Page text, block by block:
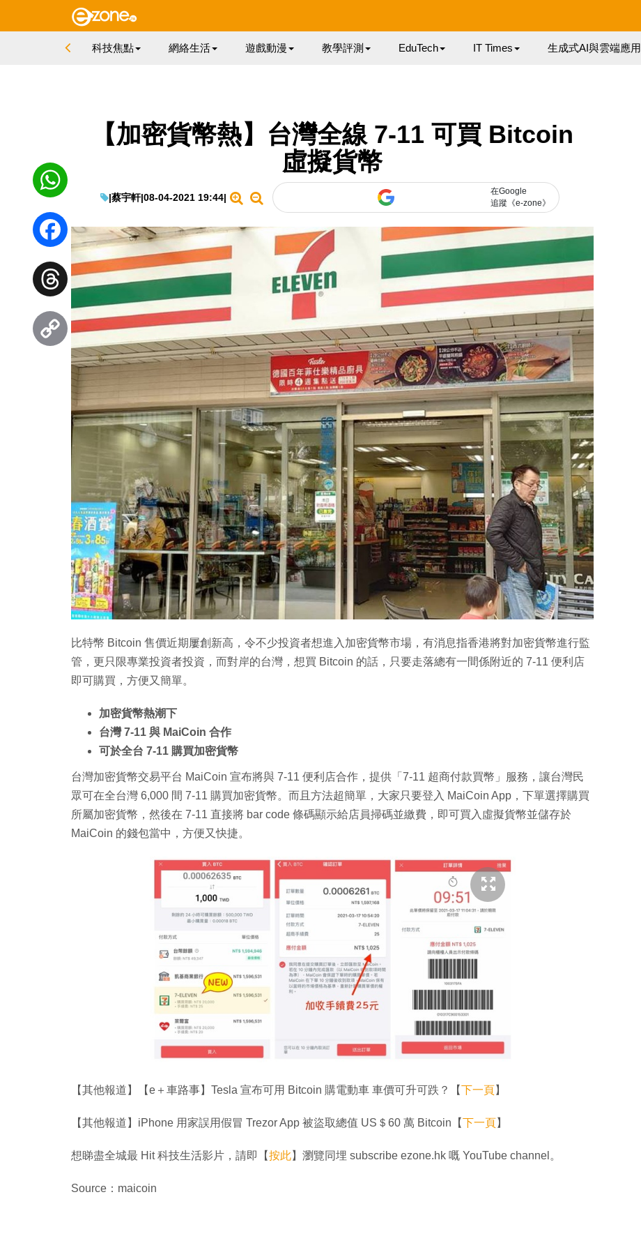
科技焦點 網絡生活 遊戲動漫 教學評測 EduTech IT Times 生成式AI與雲端應用
【加密貨幣熱】台灣全線 7-11 可買 Bitcoin
虛擬貨幣
|蔡宇軒|08-04-2021 19:44|
在Google
追蹤《e-zone》
比特幣 Bitcoin 售價近期屢創新高，令不少投資者想進入加密貨幣市場，有消息指香港將對加密貨幣進行監
管，更只限專業投資者投資，而對岸的台灣，想買 Bitcoin 的話，只要走落總有一間係附近的 7-11 便利店
即可購買，方便又簡單。
加密貨幣熱潮下
台灣 7-11 與 MaiCoin 合作
可於全台 7-11 購買加密貨幣
台灣加密貨幣交易平台 MaiCoin 宣布將與 7-11 便利店合作，提供「7-11 超商付款買幣」服務，讓台灣民
眾可在全台灣 6,000 間 7-11 購買加密貨幣。而且方法超簡單，大家只要登入 MaiCoin App，下單選擇購買
所屬加密貨幣，然後在 7-11 直接將 bar code 條碼顯示給店員掃碼並繳費，即可買入虛擬貨幣並儲存於
MaiCoin 的錢包當中，方便又快捷。
【其他報道】【e＋車路事】Tesla 宣布可用 Bitcoin 購電動車 車價可升可跌？【下一頁】
【其他報道】iPhone 用家誤用假冒 Trezor App 被盜取總值 US＄60 萬 Bitcoin【下一頁】
想睇盡全城最 Hit 科技生活影片，請即【按此】瀏覽同埋 subscribe ezone.hk 嘅 YouTube channel。
Source：maicoin
WhatsApp
Facebook
Threads
Copy
Link